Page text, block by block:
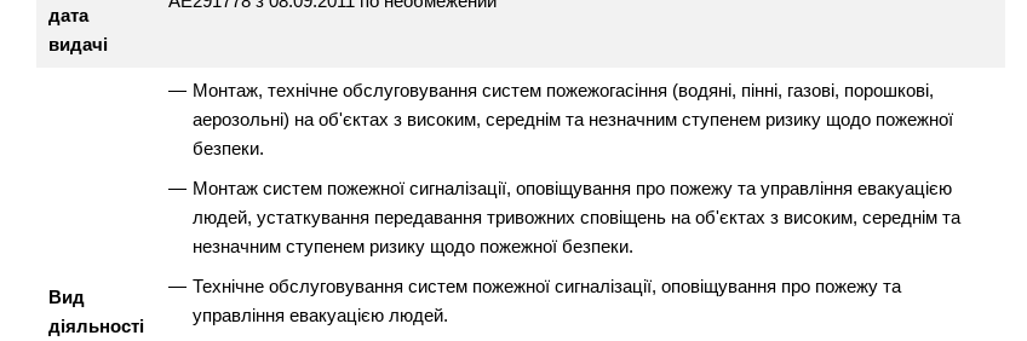
дата
видачі
Вид
діяльності
Монтаж, технічне обслуговування систем пожежогасіння (водяні, пінні, газові, порошкові,
аерозольні) на об'єктах з високим, середнім та незначним ступенем ризику щодо пожежної
безпеки.
Монтаж систем пожежної сигналізації, оповіщування про пожежу та управління евакуацією
людей, устаткування передавання тривожних сповіщень на об'єктах з високим, середнім та
незначним ступенем ризику щодо пожежної безпеки.
Технічне обслуговування систем пожежної сигналізації, оповіщування про пожежу та
управління евакуацією людей.